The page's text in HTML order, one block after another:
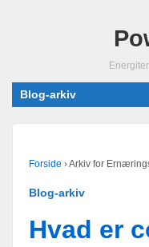
Blog-arkiv
Forside ›Arkiv for
Blog-arkiv
Hvad er